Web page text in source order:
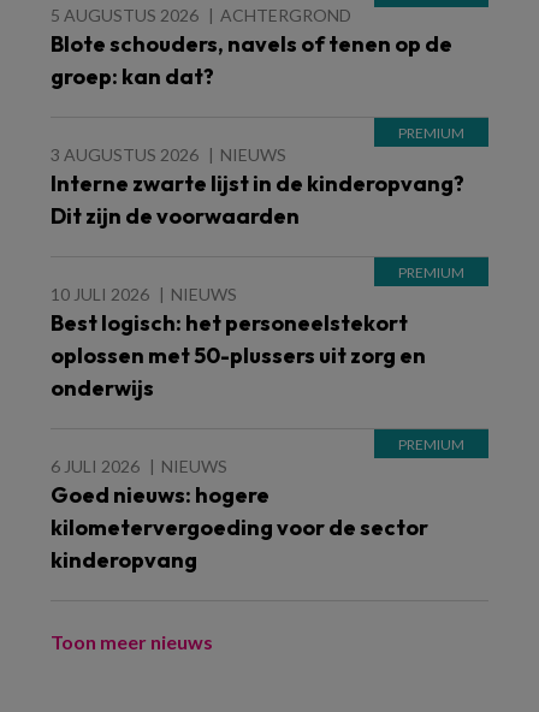
5 AUGUSTUS 2026 ACHTERGROND
Blote schouders, navels of tenen op de
groep: kan dat?
3 AUGUSTUS 2026 NIEUWS
Interne zwarte lijst in de kinderopvang?
Dit zijn de voorwaarden
10 JULI 2026 NIEUWS
Best logisch: het personeelstekort
oplossen met 50-plussers uit zorg en
onderwijs
6 JULI 2026 NIEUWS
Goed nieuws: hogere
kilometervergoeding voor de sector
kinderopvang
Toon meer nieuws